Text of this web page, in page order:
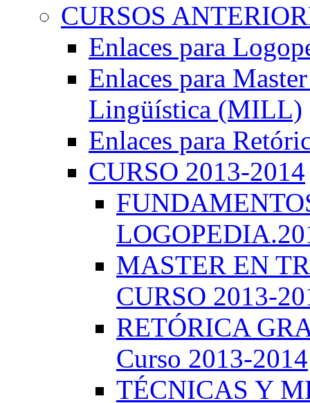
CURSOS
Enlaces para
Enlaces para
Lingüística (MILL)
Enlaces para
CURSO 2013-2014
MASTER EN
CURSO 2013-
RETÓRICA
Curso 2013-2014
TÉCNICAS Y